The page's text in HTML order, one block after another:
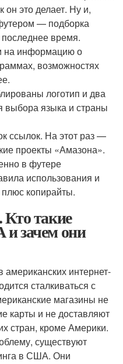
он это делает. Ну и,
— подборка
время.
на информацию о
возможностях
логотип и два
языка и страны
ссылок. На этот раз —
проекты «Амазона».
в футере
использования и
копирайты.
такие
зачем они
интернет-
сталкиваться с
магазины не
карты и не доставляют
стран, кроме Америки.
существуют
в США. Они